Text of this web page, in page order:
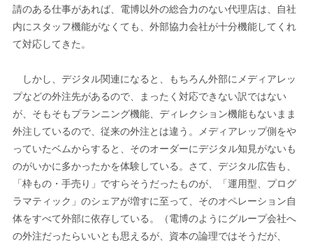
請のある仕事があれば、電博以外の総合力のない代理店は、自社
内にスタッフ機能がなくても、外部協力会社が十分機能してくれ
て対応してきた。
しかし、デジタル関連になると、もちろん外部にメディアレッ
プなどの外注先があるので、まったく対応できない訳ではない
が、そもそもプランニング機能、ディレクション機能もないまま
外注しているので、従来の外注とは違う。メディアレップ側をや
っていたベムからすると、そのオーダーにデジタル知見がないも
のがいかに多かったかを体験している。さて、デジタル広告も、
「枠もの・手売り」ですらそうだったものが、「運用型、プログ
ラマティック」のシェアが増すに至って、そのオペレーション自
体をすべて外部に依存している。（電博のようにグループ会社へ
の外注だったらいいとも思えるが、資本の論理ではそうだが、